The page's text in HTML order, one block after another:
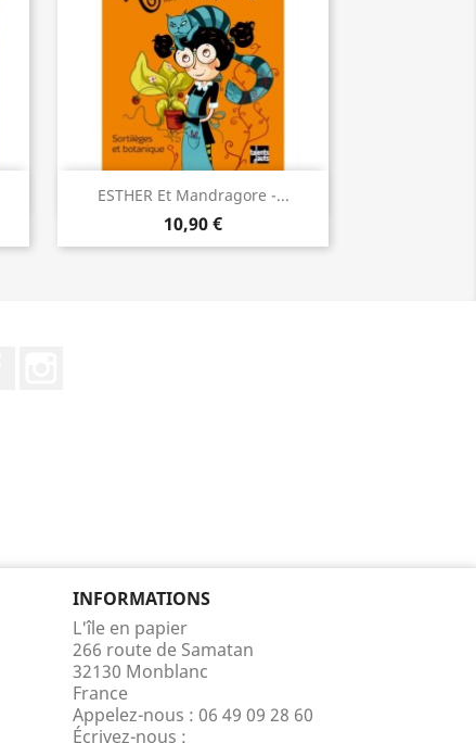
ESTHER Et Mandragore -...
10,90 €
Aperçu rapide
INFORMATIONS
L'île en papier
266 route de Samatan
32130 Monblanc
France
Appelez-nous : 06 49 09 28 60
Écrivez-nous :